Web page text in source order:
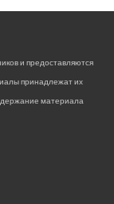
и предоставляются
принадлежат их
материала